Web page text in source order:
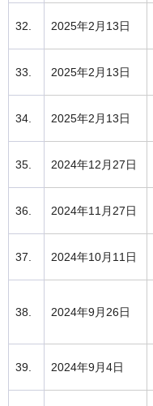
32. 2025年2月13日
33. 2025年2月13日
34. 2025年2月13日
35. 2024年12月27日
36. 2024年11月27日
37. 2024年10月11日
38. 2024年9月26日
39. 2024年9月4日